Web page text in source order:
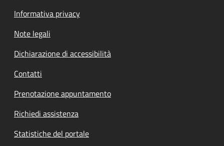
Informativa privacy
Note legali
Dichiarazione di accessibilità
Contatti
Prenotazione appuntamento
Richiedi assistenza
Statistiche del portale